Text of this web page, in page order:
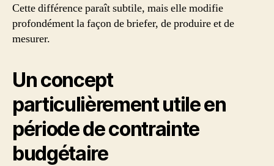
Cette différence paraît subtile, mais elle modifie
profondément la façon de briefer, de produire et de
mesurer.
Un concept
particulièrement utile en
période de contrainte
budgétaire